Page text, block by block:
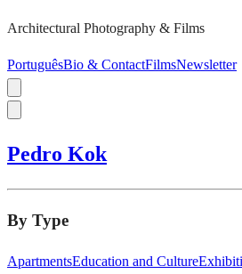
Architectural Photography & Films
PortuguêsBio & ContactFilmsNewsletter
Pedro Kok
By Type
ApartmentsEducation and Culture